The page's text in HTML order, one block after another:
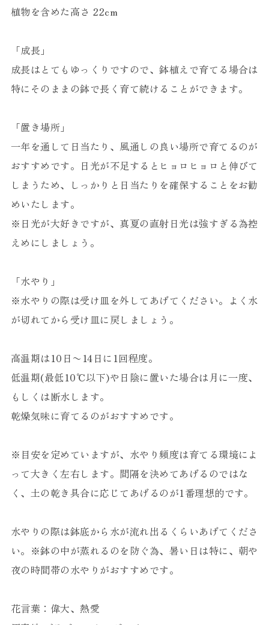
植物を含めた高さ 22cm
「成長」
成長はとてもゆっくりですので、鉢植えで育てる場合は
特にそのままの鉢で長く育て続けることができます。
「置き場所」
一年を通して日当たり、風通しの良い場所で育てるのが
おすすめです。日光が不足するとヒョロヒョロと伸びて
しまうため、しっかりと日当たりを確保することをお勧
めいたします。
※日光が大好きですが、真夏の直射日光は強すぎる為控
えめにしましょう。
「水やり」
※水やりの際は受け皿を外してあげてください。よく水
が切れてから受け皿に戻しましょう。
高温期は10日〜14日に1回程度。
低温期(最低10℃以下)や日陰に置いた場合は月に一度、
もしくは断水します。
乾燥気味に育てるのがおすすめです。
※目安を定めていますが、水やり頻度は育てる環境によ
って大きく左右します。間隔を決めてあげるのではな
く、土の乾き具合に応じてあげるのが1番理想的です。
水やりの際は鉢底から水が流れ出るくらいあげてくださ
い。※鉢の中が蒸れるのを防ぐ為、暑い日は特に、朝や
夜の時間帯の水やりがおすすめです。
花言葉：偉大、熱愛